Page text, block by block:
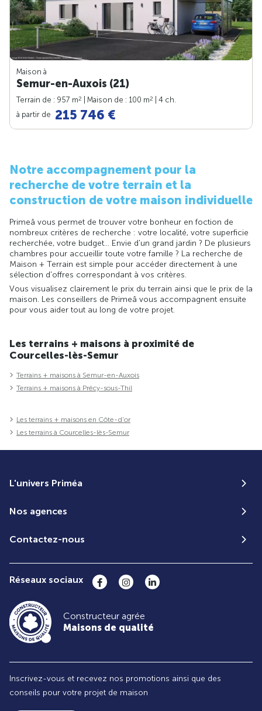
Maison à
Semur-en-Auxois (21)
Terrain de : 957 m2 | Maison de : 100 m2
| 4 ch.
à partir de 215 746 €
Notre accompagnement pour la
recherche de votre terrain et la
construction de votre maison individuelle
Primeâ vous permet de trouver votre bonheur en foction de
nombreux critères de recherche : votre localité, votre superficie
recherchée, votre budget... Envie d'un grand jardin ? De plusieurs
chambres pour accueillir toute votre famille ? La recherche de
Maison + Terrain est simple pour accéder directement à une
sélection d'offres correspondant à vos critères.
Vous visualisez clairement le prix du terrain ainsi que le prix de la
maison. Les conseillers de Primeâ vous accompagnent ensuite
pour vous aider tout au long de votre projet.
Les terrains + maisons à proximité de
Courcelles-lès-Semur
Terrains + maisons à Semur-en-Auxois
Terrains + maisons à Précy-sous-Thil
Les terrains + maisons en Côte-d'or
Les terrains à Courcelles-lès-Semur
L'univers Priméa
Nos agences
Contactez-nous
Réseaux sociaux
Constructeur agrée
Maisons de qualité
Inscrivez-vous et recevez nos promotions ainsi que des
conseils pour votre projet de maison